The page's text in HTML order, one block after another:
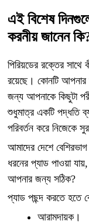
এই বিশেষ
করনীয় জানেন
পিরিয়ডের রক্তের সাথে
রয়েছে। কোনটি আপনার
জন্য আপনাকে কিছুটা
শুধুমাত্র একটি পদ্ধতি
পরিবর্তন করে নিজেকে
আমাদের দেশে
ধরনের প্যাড পাওয়া
আপনার জন্য সঠিক?
প্যাড পছন্দ করতে হতে
আরামদায়ক।